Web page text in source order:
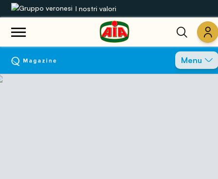
I nostri valori
Le nostre gamme
Ricette
Menu